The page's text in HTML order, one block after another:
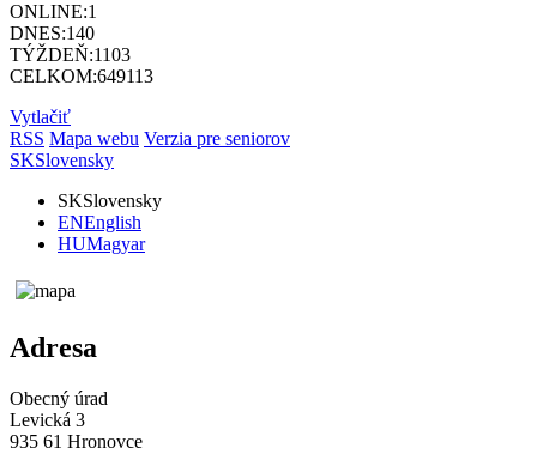
ONLINE:1
DNES:140
TÝŽDEŇ:1103
CELKOM:649113
Vytlačiť
RSS Mapa webu Verzia pre seniorov
SKSlovensky
SKSlovensky
ENEnglish
HUMagyar
Adresa
Obecný úrad
Levická 3
935 61 Hronovce